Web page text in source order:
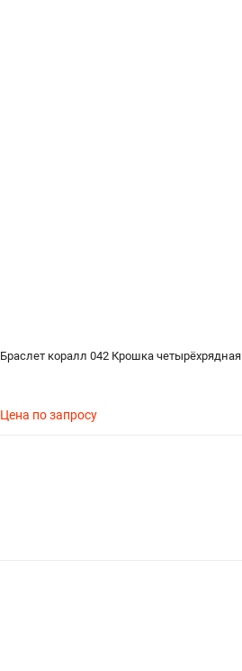
Браслет коралл 042 Крошка четырёхрядная
Цена по запросу